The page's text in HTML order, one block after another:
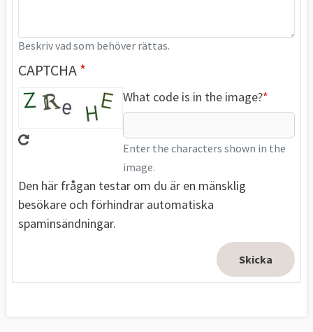
Beskriv vad som behöver rättas.
CAPTCHA
What code is in the image?
Enter the characters shown in the
image.
Den här frågan testar om du är en mänsklig
besökare och förhindrar automatiska
spaminsändningar.